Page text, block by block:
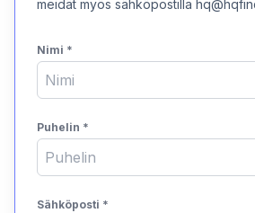
meidät myös sähköpostilla
Nimi *
Puhelin *
Sähköposti *